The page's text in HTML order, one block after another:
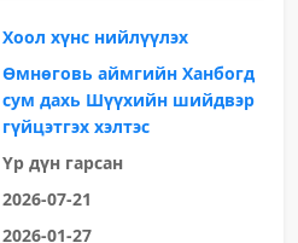
Хоол хүнс нийлүүлэх
Өмнөговь аймгийн Ханбогд
сум дахь Шүүхийн шийдвэр
гүйцэтгэх хэлтэс
Үр дүн гарсан
2026-07-21
2026-01-27